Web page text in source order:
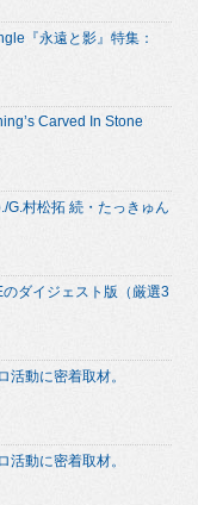
『永遠と影』特集：
Carved In Stone
G.村松拓 続・たっきゅん
ダイジェスト版（厳選3
活動に密着取材。
活動に密着取材。